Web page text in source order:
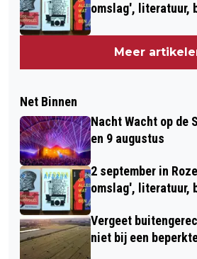
omslag', literatuur,
Meer
Net Binnen
Nacht Wacht op de
en 9 augustus
2 september in
omslag', literatuur,
Vergeet
niet bij een